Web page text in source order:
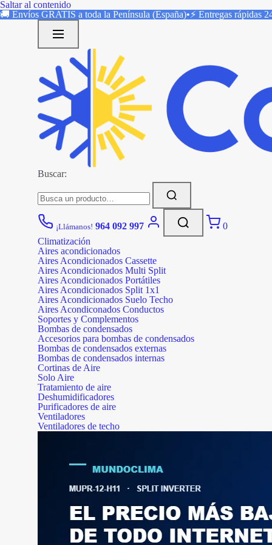
Saltar al contenido
🚚 Envíos GRATIS a toda la Península (España)•⚡ Entregas rápidas
Buscar:
¡Llámanos! 964 092 997
0
Climatización
Aires acondicionados
Aires Acondicionados Cassette
Aires Acondicionados Multi Split
Aires Acondicionados Portátiles
Aires Acondicionados Split 1x1
Aires Acondicionados Suelo Techo
Aires Acondiconados Conductos
Soportes y Complementos
Bombas de condensados
Accesorios para bombas de condensados
Bombas de condensados externas
Bombas de condensados internas
Cortinas de Aire
Solo Aire
Tratamiento de aire
Deshumidificadores
Purificadores de aire
Ventiladores
Ventiladores de techo